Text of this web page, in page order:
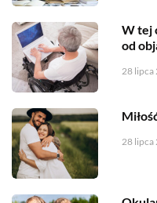
W tej
od
28 lipca
28 lipca